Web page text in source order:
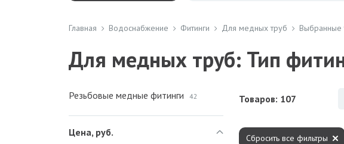
Главная Водоснабжение Фитинги Для медных труб Выбранные
Для медных труб: Тип
Резьбовые медные фитинги 42
Цена, руб.
Товаров: 107
Сбросить все фильтры